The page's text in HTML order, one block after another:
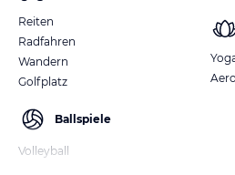
Reiten
Radfahren
Wandern
Golfplatz
Ballspiele
Volleyball